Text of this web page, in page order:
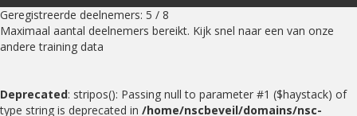
Geregistreerde deelnemers: 5 / 8
Maximaal aantal deelnemers bereikt. Kijk snel naar een van onze
andere training data
Deprecated: stripos(): Passing null to parameter #1 ($haystack) of
type string is deprecated in /home/nscbeveil/domains/nsc-